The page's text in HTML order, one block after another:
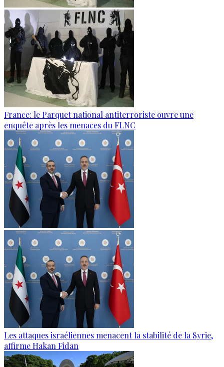
France: le Parquet national antiterroriste ouvre une
enquête après les menaces du FLNC
Les attaques israéliennes menacent la stabilité de la Syrie,
affirme Hakan Fidan